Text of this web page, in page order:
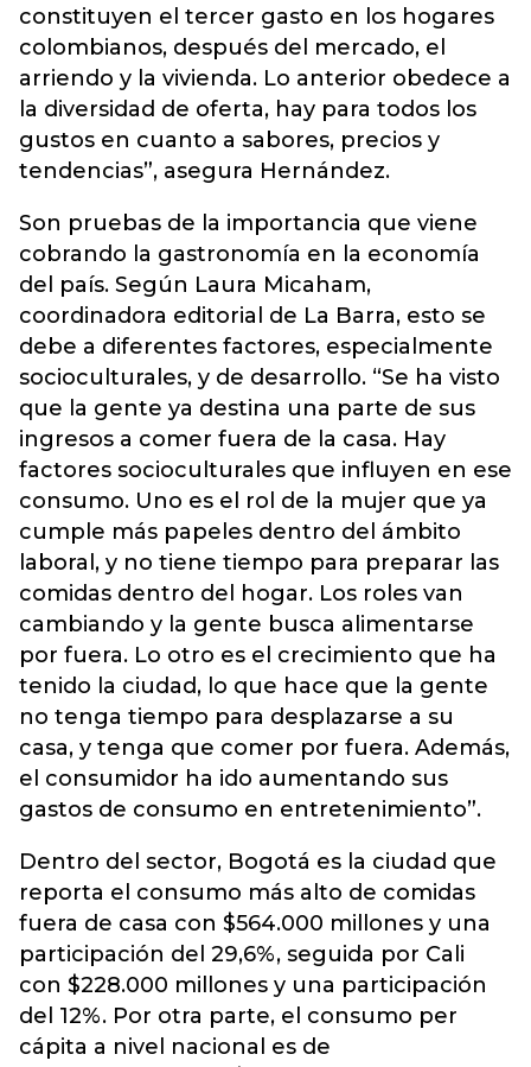
constituyen el tercer gasto en los hogares
colombianos, después del mercado, el
arriendo y la vivienda. Lo anterior obedece a
la diversidad de oferta, hay para todos los
gustos en cuanto a sabores, precios y
tendencias”, asegura Hernández.
Son pruebas de la importancia que viene
cobrando la gastronomía en la economía
del país. Según Laura Micaham,
coordinadora editorial de La Barra, esto se
debe a diferentes factores, especialmente
socioculturales, y de desarrollo. “Se ha visto
que la gente ya destina una parte de sus
ingresos a comer fuera de la casa. Hay
factores socioculturales que influyen en ese
consumo. Uno es el rol de la mujer que ya
cumple más papeles dentro del ámbito
laboral, y no tiene tiempo para preparar las
comidas dentro del hogar. Los roles van
cambiando y la gente busca alimentarse
por fuera. Lo otro es el crecimiento que ha
tenido la ciudad, lo que hace que la gente
no tenga tiempo para desplazarse a su
casa, y tenga que comer por fuera. Además,
el consumidor ha ido aumentando sus
gastos de consumo en entretenimiento”.
Dentro del sector, Bogotá es la ciudad que
reporta el consumo más alto de comidas
fuera de casa con $564.000 millones y una
participación del 29,6%, seguida por Cali
con $228.000 millones y una participación
del 12%. Por otra parte, el consumo per
cápita a nivel nacional es de